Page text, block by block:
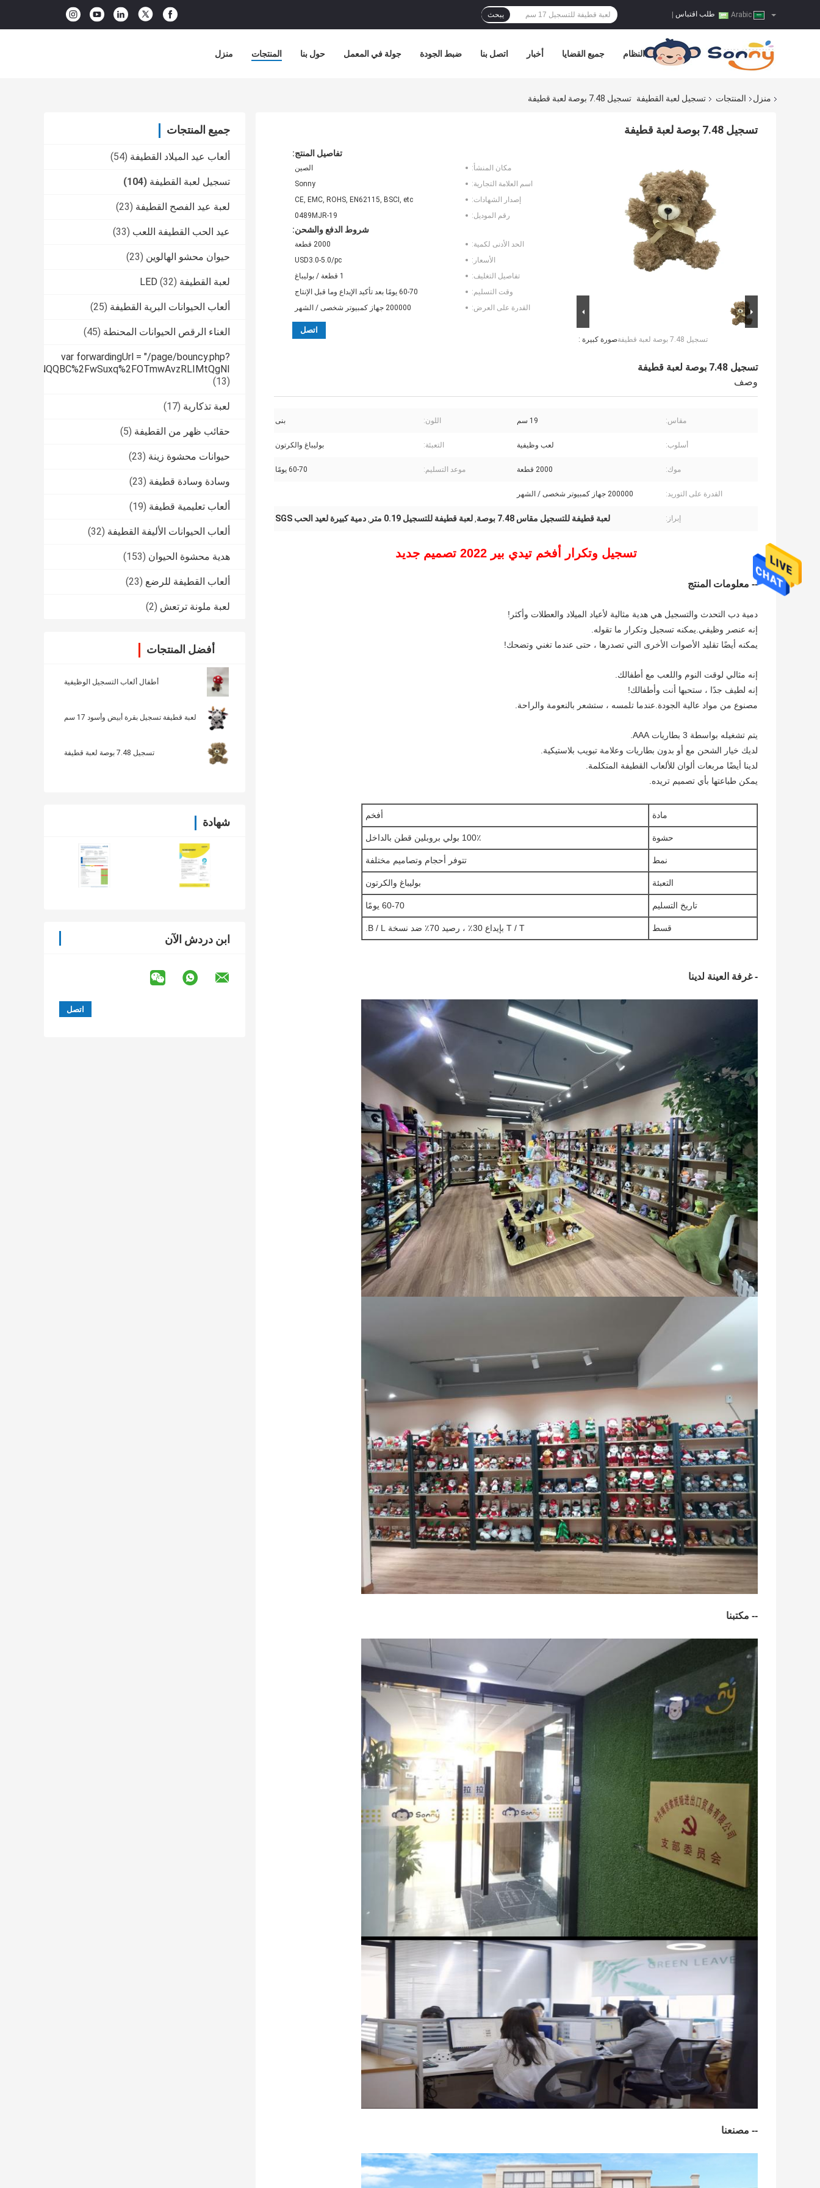
طلب اقتباس يبحث
منزل المنتجات حول بنا جولة في المعمل ضبط الجودة اتصل بنا أخبار جميع القضايا النظام
منزل المنتجات تسجيل لعبة القطيفة تسجيل 7.48 بوصة لعبة قطيفة
جميع المنتجات
ألعاب عيد الميلاد القطيفة (54)
تسجيل لعبة القطيفة (104)
لعبة عيد الفصح القطيفة (23)
عيد الحب القطيفة اللعب (33)
حيوان محشو الهالوين (23)
لعبة القطيفة LED (32)
ألعاب الحيوانات البرية القطيفة (25)
الغناء الرقص الحيوانات المحنطة (45)
var forwardingUrl = "/page/bouncy.php?
(13)
لعبة تذكارية (17)
حقائب ظهر من القطيفة (5)
حيوانات محشوة زينة (23)
وسادة وسادة قطيفة (23)
ألعاب تعليمية قطيفة (19)
ألعاب الحيوانات الأليفة القطيفة (32)
هدية محشوة الحيوان (153)
ألعاب القطيفة للرضع (23)
لعبة ملونة ترتعش (2)
أفضل المنتجات
أطفال ألعاب التسجيل الوظيفية
لعبة قطيفة تسجيل بقرة أبيض وأسود 17 سم
تسجيل 7.48 بوصة لعبة قطيفة
شهادة
ابن دردش الآن
تسجيل 7.48 بوصة لعبة قطيفة
صورة كبيرة : تسجيل 7.48 بوصة لعبة قطيفة
تفاصيل المنتج:
مكان المنشأ:
الصين
اسم العلامة التجارية:
Sonny
إصدار الشهادات:
CE, EMC, ROHS, EN62115, BSCI, etc
رقم الموديل:
0489MJR-19
شروط الدفع والشحن:
الحد الأدنى لكمية:
2000 قطعة
الأسعار:
USD3.0-5.0/pc
تفاصيل التغليف:
1 قطعة / بوليباغ
وقت التسليم:
60-70 يومًا بعد تأكيد الإيداع وما قبل الإنتاج
القدرة على العرض:
200000 جهاز كمبيوتر شخصى / الشهر
اتصل
تسجيل 7.48 بوصة لعبة قطيفة
وصف
مقاس: 19 سم اللون: بنى
أسلوب: لعب وظيفية التعبئة: بوليباغ والكرتون
موك: 2000 قطعة موعد التسليم: 60-70 يومًا
القدرة على التوريد: 200000 جهاز كمبيوتر شخصى / الشهر
إبراز: لعبة قطيفة للتسجيل مقاس 7.48 بوصة , لعبة قطيفة للتسجيل 0.19 متر , دمية كبيرة لعيد الحب SGS
تسجيل وتكرار أفخم تيدي بير 2022 تصميم جديد
-- معلومات المنتج
دمية دب التحدث والتسجيل هي هدية مثالية لأعياد الميلاد والعطلات وأكثر!
إنه عنصر وظيفي.يمكنه تسجيل وتكرار ما تقوله.
يمكنه أيضًا تقليد الأصوات الأخرى التي تصدرها ، حتى عندما تغني وتضحك!
إنه مثالي لوقت النوم واللعب مع أطفالك.
إنه لطيف جدًا ، ستحبها أنت وأطفالك!
مصنوع من مواد عالية الجودة.عندما تلمسه ، ستشعر بالنعومة والراحة.
يتم تشغيله بواسطة 3 بطاريات AAA.
لديك خيار الشحن مع أو بدون بطاريات وعلامة تبويب بلاستيكية.
لدينا أيضًا مربعات ألوان للألعاب القطيفة المتكلمة.
يمكن طباعتها بأي تصميم تريده.
مادة أفخم
حشوة 100٪ بولي بروبلين قطن بالداخل
نمط تتوفر أحجام وتصاميم مختلفة
التعبئة بوليباغ والكرتون
تاريخ التسليم 60-70 يومًا
قسط T / T بإيداع 30٪ ، رصيد 70٪ ضد نسخة B / L.
- غرفة العينة لدينا
-- مكتبنا
-- مصنعنا